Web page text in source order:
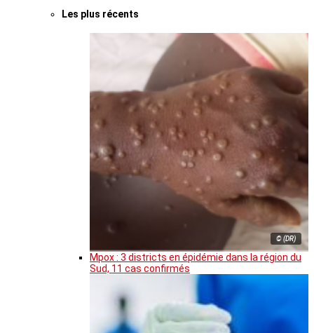
Les plus récents
© (DR)
Mpox : 3 districts en épidémie dans la région du
Sud, 11 cas confirmés